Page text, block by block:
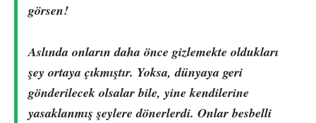
görsen!
Aslında onların daha önce gizlemekte oldukları
şey ortaya çıkmıştır. Yoksa, dünyaya geri
gönderilecek olsalar bile, yine kendilerine
yasaklanmış şeylere dönerlerdi. Onlar besbelli